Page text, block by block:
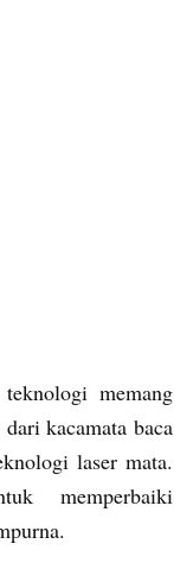
memang
kacamata baca
laser mata.
memperbaiki